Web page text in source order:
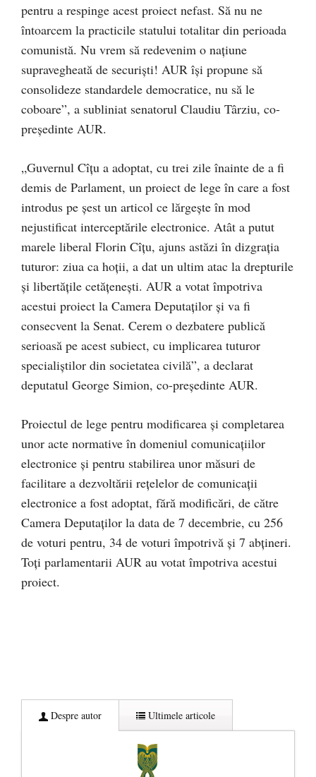
pentru a respinge acest proiect nefast. Să nu ne
întoarcem la practicile statului totalitar din perioada
comunistă. Nu vrem să redevenim o naţiune
supravegheată de securiști! AUR își propune să
consolideze standardele democratice, nu să le
coboare”, a subliniat senatorul Claudiu Târziu, co-
președinte AUR.
„Guvernul Cîțu a adoptat, cu trei zile înainte de a fi
demis de Parlament, un proiect de lege în care a fost
introdus pe șest un articol ce lărgește în mod
nejustificat interceptările electronice. Atât a putut
marele liberal Florin Cîțu, ajuns astăzi în dizgrația
tuturor: ziua ca hoții, a dat un ultim atac la drepturile
și libertățile cetățenești. AUR a votat împotriva
acestui proiect la Camera Deputaților și va fi
consecvent la Senat. Cerem o dezbatere publică
serioasă pe acest subiect, cu implicarea tuturor
specialiștilor din societatea civilă”, a declarat
deputatul George Simion, co-președinte AUR.
Proiectul de lege pentru modificarea și completarea
unor acte normative în domeniul comunicațiilor
electronice și pentru stabilirea unor măsuri de
facilitare a dezvoltării rețelelor de comunicații
electronice a fost adoptat, fără modificări, de către
Camera Deputaților la data de 7 decembrie, cu 256
de voturi pentru, 34 de voturi împotrivă și 7 abțineri.
Toți parlamentarii AUR au votat împotriva acestui
proiect.
Despre autor Ultimele articole